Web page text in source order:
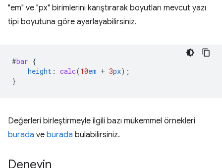
"em" ve "px" birimlerini karıştırarak boyutları mevcut yazı
tipi boyutuna göre ayarlayabilirsiniz.
#bar {
height : calc(10em + 3px);
}
Değerleri birleştirmeyle ilgili bazı mükemmel örnekleri
burada ve burada bulabilirsiniz.
Deneyin